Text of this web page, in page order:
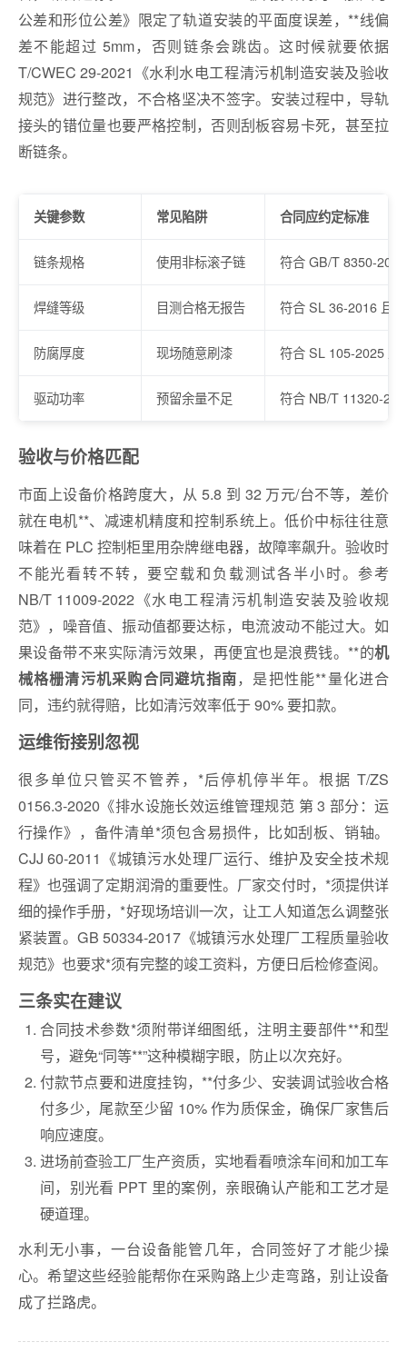
公差和形位公差》限定了轨道安装的平面度误差，**线偏
差不能超过 5mm，否则链条会跳齿。这时候就要依据
T/CWEC 29-2021《水利水电工程清污机制造安装及验收
规范》进行整改，不合格坚决不签字。安装过程中，导轨
接头的错位量也要严格控制，否则刮板容易卡死，甚至拉
断链条。
关键参数 常见陷阱 合同应约定标准
链条规格 使用非标滚子链 符合 GB/T 8350-
焊缝等级 目测合格无报告 符合 SL 36-2016 且
防腐厚度 现场随意刷漆 符合 SL 105-2025 且
驱动功率 预留余量不足 符合 NB/T
验收与价格匹配
市面上设备价格跨度大，从 5.8 到 32 万元/台不等，差价
就在电机**、减速机精度和控制系统上。低价中标往往意
味着在 PLC 控制柜里用杂牌继电器，故障率飙升。验收时
不能光看转不转，要空载和负载测试各半小时。参考
NB/T 11009‑2022《水电工程清污机制造安装及验收规
范》，噪音值、振动值都要达标，电流波动不能过大。如
果设备带不来实际清污效果，再便宜也是浪费钱。**的机
械格栅清污机采购合同避坑指南，是把性能**量化进合
同，违约就得赔，比如清污效率低于 90% 要扣款。
运维衔接别忽视
很多单位只管买不管养，*后停机停半年。根据 T/ZS
0156.3‑2020《排水设施长效运维管理规范 第 3 部分：运
行操作》，备件清单*须包含易损件，比如刮板、销轴。
CJJ 60-2011《城镇污水处理厂运行、维护及安全技术规
程》也强调了定期润滑的重要性。厂家交付时，*须提供详
细的操作手册，*好现场培训一次，让工人知道怎么调整张
紧装置。GB 50334-2017《城镇污水处理厂工程质量验收
规范》也要求*须有完整的竣工资料，方便日后检修查阅。
三条实在建议
合同技术参数*须附带详细图纸，注明主要部件**和型
号，避免“同等**”这种模糊字眼，防止以次充好。
付款节点要和进度挂钩，**付多少、安装调试验收合格
付多少，尾款至少留 10% 作为质保金，确保厂家售后
响应速度。
进场前查验工厂生产资质，实地看看喷涂车间和加工车
间，别光看 PPT 里的案例，亲眼确认产能和工艺才是
硬道理。
水利无小事，一台设备能管几年，合同签好了才能少操
心。希望这些经验能帮你在采购路上少走弯路，别让设备
成了拦路虎。